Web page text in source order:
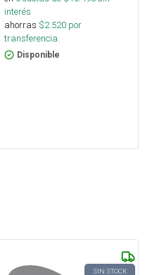
interés
ahorras $2.520 por
transferencia.
Disponible
SIN STOCK